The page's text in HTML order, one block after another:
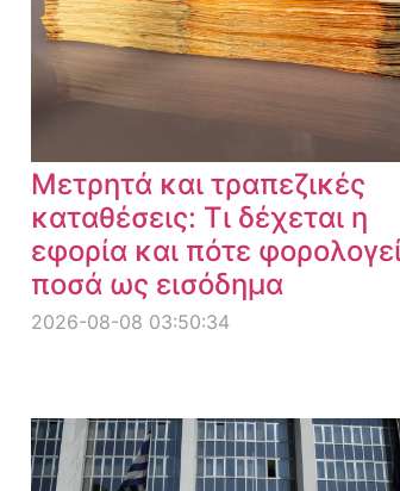
Μετρητά και τραπεζικές
καταθέσεις: Τι δέχεται η
εφορία και πότε
ποσά ως εισόδημα
2026-08-08 03:50:34